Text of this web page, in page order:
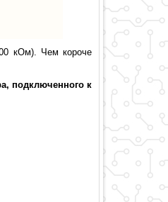
кОм). Чем короче
подключенного к